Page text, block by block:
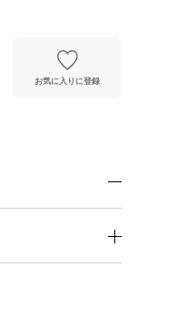
お気に入りに登録